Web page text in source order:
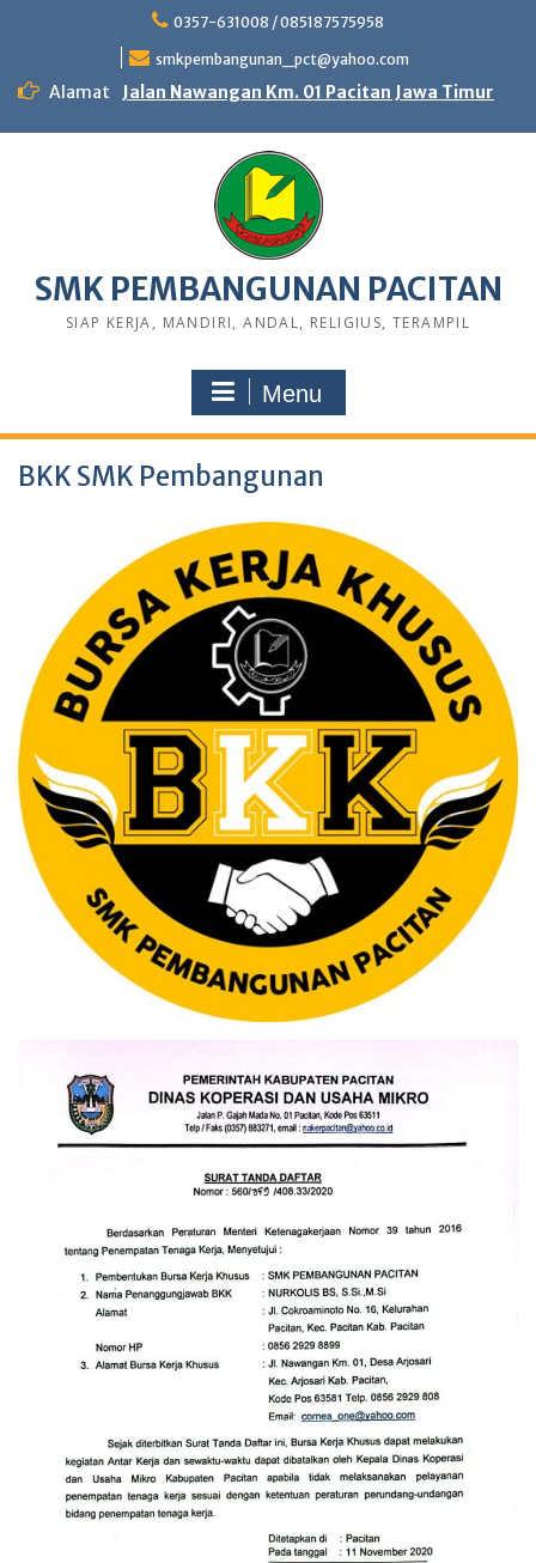
0357-631008 / 085187575958
smkpembangunan_pct@yahoo.com
Alamat Jalan Nawangan Km. 01 Pacitan Jawa Timur
SMK PEMBANGUNAN PACITAN
SIAP KERJA, MANDIRI, ANDAL, RELIGIUS, TERAMPIL
Menu
BKK SMK Pembangunan